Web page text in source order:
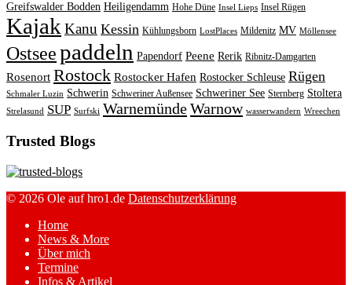
Greifswalder Bodden Heiligendamm Hohe Düne Insel Lieps Insel Rügen
Kajak Kanu Kessin Kühlungsborn LostPlaces Mildenitz MV Möllensee
Ostseepaddeln Papendorf Peene Rerik Ribnitz-Damgarten
Rosenort Rostock Rostocker Hafen Rostocker Schleuse Rügen
Schmaler Luzin Schwerin Schweriner Außensee Schweriner See Sternberg Stoltera
Strelasund SUP Surfski WarnemündeWarnow wasserwandern Wreechen
Trusted Blogs
© 2026 Ole auf hro1.de Datenschutzerklärung
Home
News & More
Über mich
Termine
Infos & Artikel